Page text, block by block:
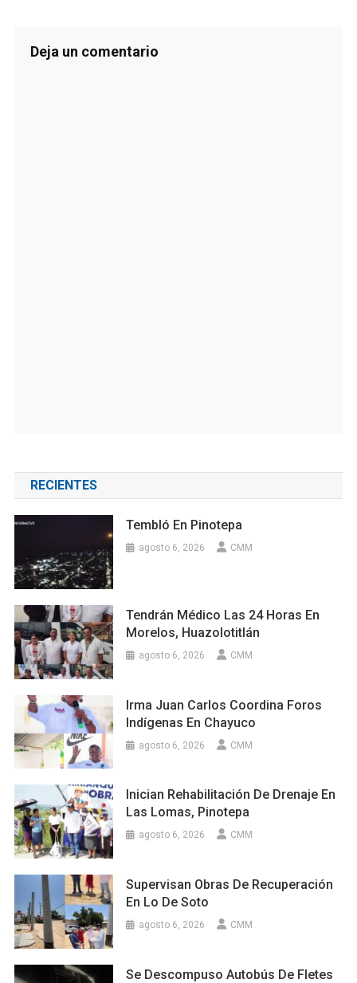
Deja un comentario
RECIENTES
Tembló En Pinotepa
agosto 6, 2026 CMM
Tendrán Médico Las 24 Horas En
Morelos, Huazolotitlán
agosto 6, 2026 CMM
Irma Juan Carlos Coordina Foros
Indígenas En Chayuco
agosto 6, 2026 CMM
Inician Rehabilitación De Drenaje En
Las Lomas, Pinotepa
agosto 6, 2026 CMM
Supervisan Obras De Recuperación
En Lo De Soto
agosto 6, 2026 CMM
Se Descompuso Autobús De Fletes